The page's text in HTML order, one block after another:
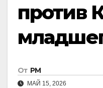
против
От РМ
МАЙ 15, 2026